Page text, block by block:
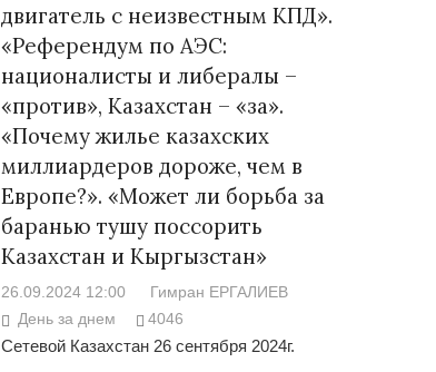
двигатель с неизвестным КПД».
«Референдум по АЭС:
националисты и либералы –
«против», Казахстан – «за».
«Почему жилье казахских
миллиардеров дороже, чем в
Европе?». «Может ли борьба за
баранью тушу поссорить
Казахстан и Кыргызстан»
26.09.2024 12:00
Гимран ЕРГАЛИЕВ
День за днем
4046
Сетевой Казахстан 26 сентября 2024г.